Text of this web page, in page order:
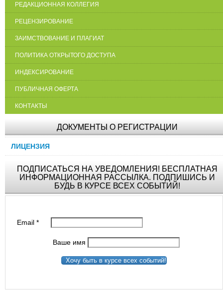
РЕДАКЦИОННАЯ КОЛЛЕГИЯ
РЕЦЕНЗИРОВАНИЕ
ЗАИМСТВОВАНИЕ И ПЛАГИАТ
ПОЛИТИКА ОТКРЫТОГО ДОСТУПА
ИНДЕКСИРОВАНИЕ
ПУБЛИЧНАЯ ОФЕРТА
КОНТАКТЫ
ДОКУМЕНТЫ О РЕГИСТРАЦИИ
ЛИЦЕНЗИЯ
ПОДПИСАТЬСЯ НА УВЕДОМЛЕНИЯ! БЕСПЛАТНАЯ
ИНФОРМАЦИОННАЯ РАССЫЛКА. ПОДПИШИСЬ И
БУДЬ В КУРСЕ ВСЕХ СОБЫТИЙ!
Email*
Ваше имя
Хочу быть в курсе всех событий!